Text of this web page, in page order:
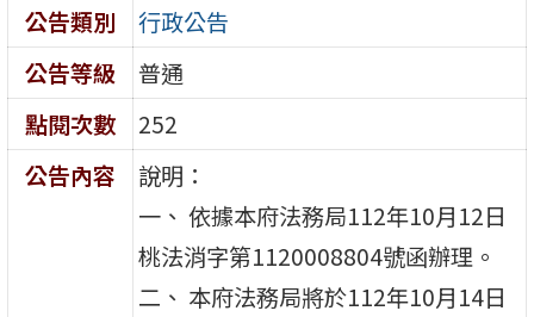
公告類別
行政公告
公告等級
普通
點閱次數
252
公告內容
說明：
一、 依據本府法務局112年10月12日
桃法消字第1120008804號函辦理。
二、 本府法務局將於112年10月14日